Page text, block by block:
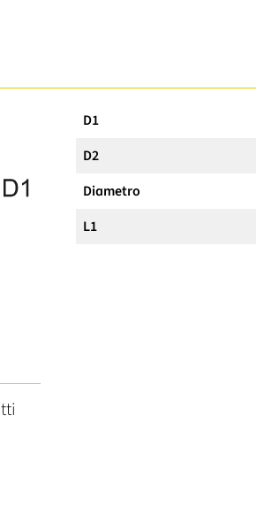
D1
D2
Diametro
L1